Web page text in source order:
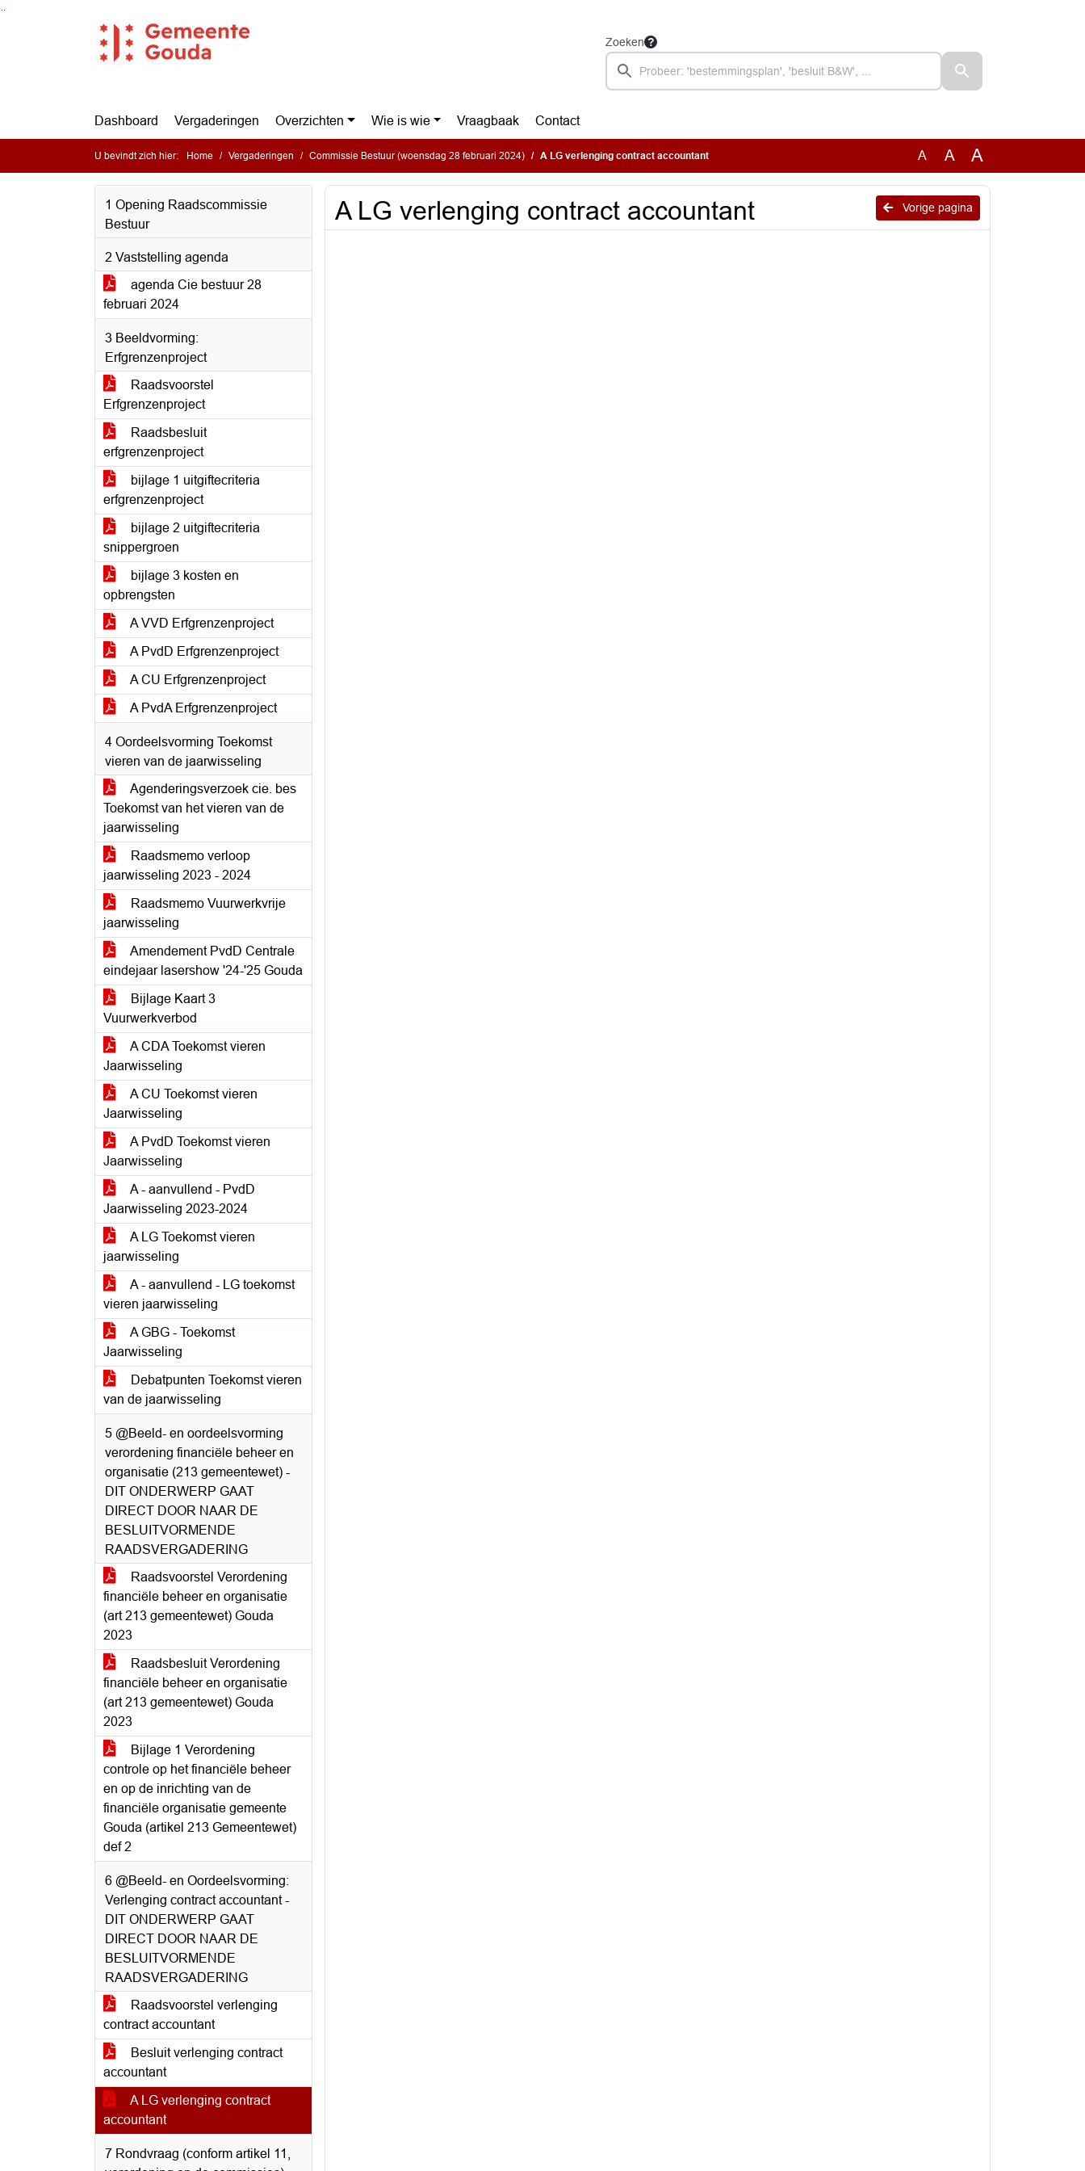
Ga naar de inhoud van deze pagina
Ga naar het zoeken
Ga naar het menu
Zoeken
Dashboard Vergaderingen Overzichten Wie is wie Vraagbaak Contact
U bevindt zich hier: Home Vergaderingen Commissie Bestuur (woensdag 28 februari 2024) A LG verlenging contract accountant A A A
1 Opening Raadscommissie
Bestuur
2 Vaststelling agenda
agenda Cie bestuur 28
februari 2024
3 Beeldvorming:
Erfgrenzenproject
Raadsvoorstel
Erfgrenzenproject
Raadsbesluit
erfgrenzenproject
bijlage 1 uitgiftecriteria
erfgrenzenproject
bijlage 2 uitgiftecriteria
snippergroen
bijlage 3 kosten en
opbrengsten
A VVD Erfgrenzenproject
A PvdD Erfgrenzenproject
A CU Erfgrenzenproject
A PvdA Erfgrenzenproject
4 Oordeelsvorming Toekomst
vieren van de jaarwisseling
Agenderingsverzoek cie. bes
Toekomst van het vieren van de
jaarwisseling
Raadsmemo verloop
jaarwisseling 2023 - 2024
Raadsmemo Vuurwerkvrije
jaarwisseling
Amendement PvdD Centrale
eindejaar lasershow '24-'25 Gouda
Bijlage Kaart 3
Vuurwerkverbod
A CDA Toekomst vieren
Jaarwisseling
A CU Toekomst vieren
Jaarwisseling
A PvdD Toekomst vieren
Jaarwisseling
A - aanvullend - PvdD
Jaarwisseling 2023-2024
A LG Toekomst vieren
jaarwisseling
A - aanvullend - LG toekomst
vieren jaarwisseling
A GBG - Toekomst
Jaarwisseling
Debatpunten Toekomst vieren
van de jaarwisseling
5 @Beeld- en oordeelsvorming
verordening financiële beheer en
organisatie (213 gemeentewet) -
DIT ONDERWERP GAAT
DIRECT DOOR NAAR DE
BESLUITVORMENDE
RAADSVERGADERING
Raadsvoorstel Verordening
financiële beheer en organisatie
(art 213 gemeentewet) Gouda
2023
Raadsbesluit Verordening
financiële beheer en organisatie
(art 213 gemeentewet) Gouda
2023
Bijlage 1 Verordening
controle op het financiële beheer
en op de inrichting van de
financiële organisatie gemeente
Gouda (artikel 213 Gemeentewet)
def 2
6 @Beeld- en Oordeelsvorming:
Verlenging contract accountant -
DIT ONDERWERP GAAT
DIRECT DOOR NAAR DE
BESLUITVORMENDE
RAADSVERGADERING
Raadsvoorstel verlenging
contract accountant
Besluit verlenging contract
accountant
A LG verlenging contract
accountant
7 Rondvraag (conform artikel 11,
Vorige pagina
A LG verlenging contract accountant